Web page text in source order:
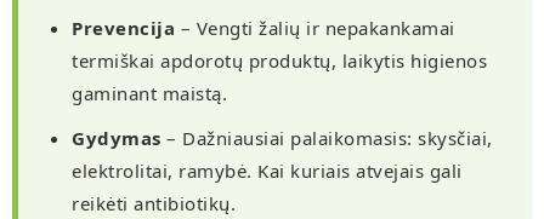
Prevencija – Vengti žalių ir nepakankamai
termiškai apdorotų produktų, laikytis higienos
gaminant maistą.
Gydymas – Dažniausiai palaikomasis: skysčiai,
elektrolitai, ramybė. Kai kuriais atvejais gali
reikėti antibiotikų.